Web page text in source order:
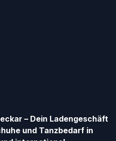
– Dein Ladengeschäft
und Tanzbedarf in